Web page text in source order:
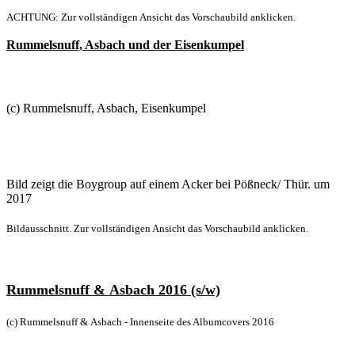
ACHTUNG: Zur vollständigen Ansicht das Vorschaubild anklicken.
Rummelsnuff, Asbach und der Eisenkumpel
(c) Rummelsnuff, Asbach, Eisenkumpel
Bild zeigt die Boygroup auf einem Acker bei Pößneck/ Thür. um
2017
Bildausschnitt. Zur vollständigen Ansicht das Vorschaubild anklicken.
Rummelsnuff & Asbach 2016 (s/w)
(c) Rummelsnuff & Asbach - Innenseite des Albumcovers 2016